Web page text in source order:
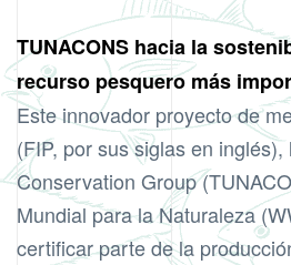
TUNACONS hacia la
recurso pesquero más
Este innovador proyecto de
(FIP, por sus siglas en
Conservation Group
Mundial para la Naturaleza
certificar parte de la